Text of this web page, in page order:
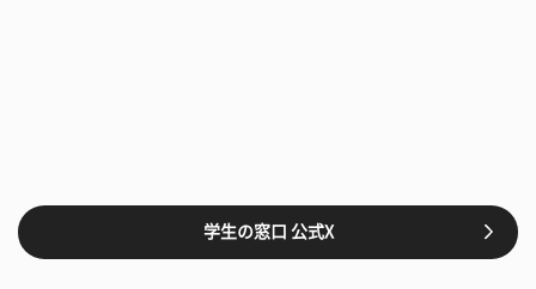
学生の窓口 公式X